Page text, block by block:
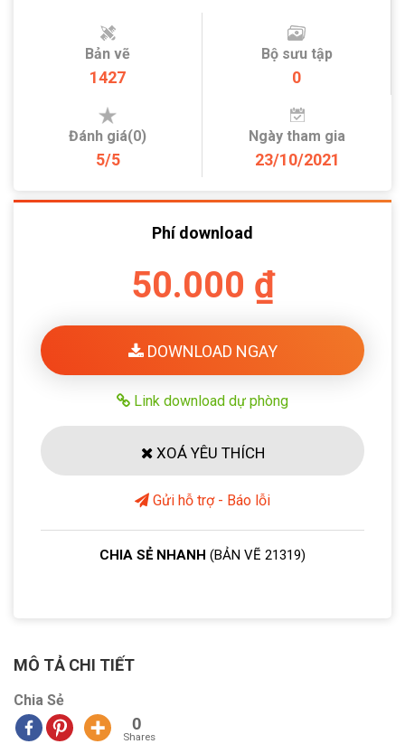
Bản vẽ
1427
Bộ sưu tập
0
Đánh giá(0)
5/5
Ngày tham gia
23/10/2021
Phí download
50.000 ₫
DOWNLOAD NGAY
Link download dự phòng
XOÁ YÊU THÍCH
Gửi hỗ trợ - Báo lỗi
CHIA SẺ NHANH (BẢN VẼ 21319)
MÔ TẢ CHI TIẾT
Chia Sẻ
0
Shares